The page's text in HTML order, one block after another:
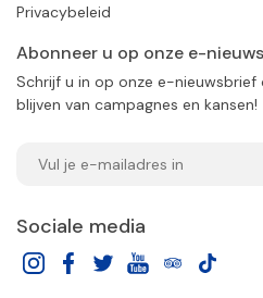
Privacybeleid
Abonneer u op onze e-
Schrijf u in op onze e-
blijven van campagnes en kansen!
Sociale media